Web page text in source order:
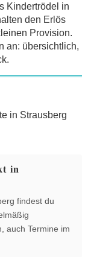
Kindertrödel in
den Erlös
Provision.
an: übersichtlich,
in Strausberg
in
findest du
auch Termine im